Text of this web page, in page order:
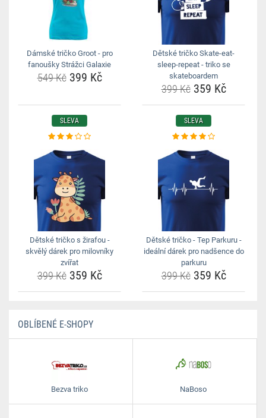
Dámské tričko Groot - pro
fanoušky Strážci Galaxie
549 Kč399 Kč
Dětské tričko Skate-eat-
sleep-repeat - triko se
skateboardem
399 Kč359 Kč
SLEVA
Dětské tričko s žirafou -
skvělý dárek pro milovníky
zvířat
399 Kč359 Kč
SLEVA
Dětské tričko - Tep Parkuru -
ideální dárek pro nadšence do
parkuru
399 Kč359 Kč
OBLÍBENÉ E-SHOPY
Bezva triko NaBoso